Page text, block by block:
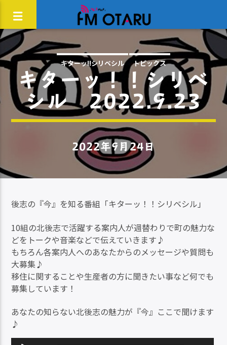
キターッ!!シリベシル トピックス
キターッ！！シリベ
シル 2022.9.23
2022年9月24日
後志の『今』を知る番組「キターッ！！シリベシル」
10組の北後志で活躍する案内人が週替わりで町の魅力な
どをトークや音楽などで伝えていきます♪
もちろん各案内人へのあなたからのメッセージや質問も
大募集♪
移住に関することや生産者の方に聞きたい事など何でも
募集しています！
あなたの知らない北後志の魅力が『今』ここで聞けます
♪